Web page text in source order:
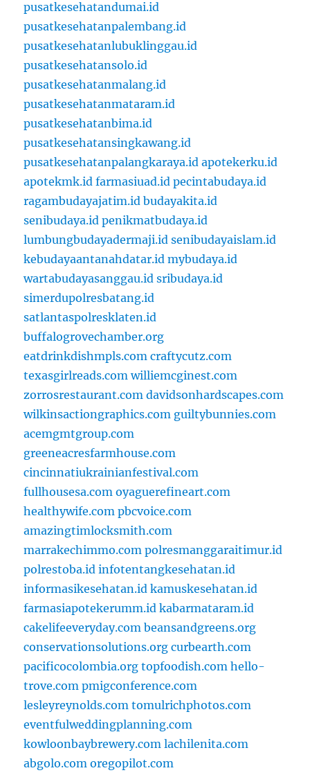
pusatkesehatandumai.id
pusatkesehatanpalembang.id
pusatkesehatanlubuklinggau.id
pusatkesehatansolo.id
pusatkesehatanmalang.id
pusatkesehatanmataram.id
pusatkesehatanbima.id
pusatkesehatansingkawang.id
pusatkesehatanpalangkaraya.id apotekerku.id
apotekmk.id farmasiuad.id pecintabudaya.id
ragambudayajatim.id budayakita.id
senibudaya.id penikmatbudaya.id
lumbungbudayadermaji.id senibudayaislam.id
kebudayaantanahdatar.id mybudaya.id
wartabudayasanggau.id sribudaya.id
simerdupolresbatang.id
satlantaspolresklaten.id
buffalogrovechamber.org
eatdrinkdishmpls.com craftycutz.com
texasgirlreads.com williemcginest.com
zorrosrestaurant.com davidsonhardscapes.com
wilkinsactiongraphics.com guiltybunnies.com
acemgmtgroup.com
greeneacresfarmhouse.com
cincinnatiukrainianfestival.com
fullhousesa.com oyaguerefineart.com
healthywife.com pbcvoice.com
amazingtimlocksmith.com
marrakechimmo.com polresmanggaraitimur.id
polrestoba.id infotentangkesehatan.id
informasikesehatan.id kamuskesehatan.id
farmasiapotekerumm.id kabarmataram.id
cakelifeeveryday.com beansandgreens.org
conservationsolutions.org curbearth.com
pacificocolombia.org topfoodish.com hello-
trove.com pmigconference.com
lesleyreynolds.com tomulrichphotos.com
eventfulweddingplanning.com
kowloonbaybrewery.com lachilenita.com
abgolo.com oregopilot.com